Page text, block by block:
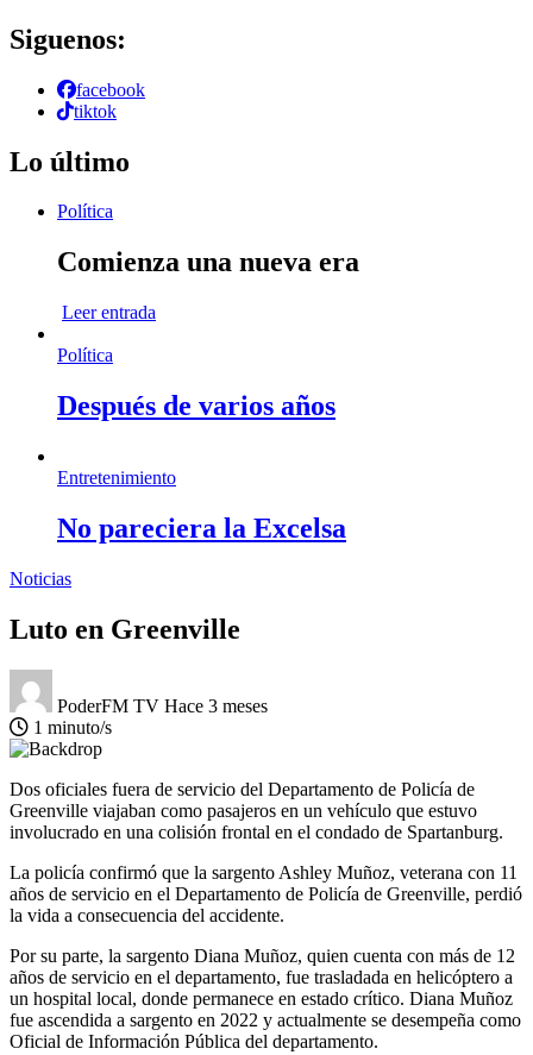
Siguenos:
facebook
tiktok
Lo último
Política
Comienza una nueva era
Leer entrada
Política
Después de varios años
Entretenimiento
No pareciera la Excelsa
Noticias
Luto en Greenville
PoderFM TV Hace 3 meses
1 minuto/s
Dos oficiales fuera de servicio del Departamento de Policía de
Greenville viajaban como pasajeros en un vehículo que estuvo
involucrado en una colisión frontal en el condado de Spartanburg.
La policía confirmó que la sargento Ashley Muñoz, veterana con 11
años de servicio en el Departamento de Policía de Greenville, perdió
la vida a consecuencia del accidente.
Por su parte, la sargento Diana Muñoz, quien cuenta con más de 12
años de servicio en el departamento, fue trasladada en helicóptero a
un hospital local, donde permanece en estado crítico. Diana Muñoz
fue ascendida a sargento en 2022 y actualmente se desempeña como
Oficial de Información Pública del departamento.